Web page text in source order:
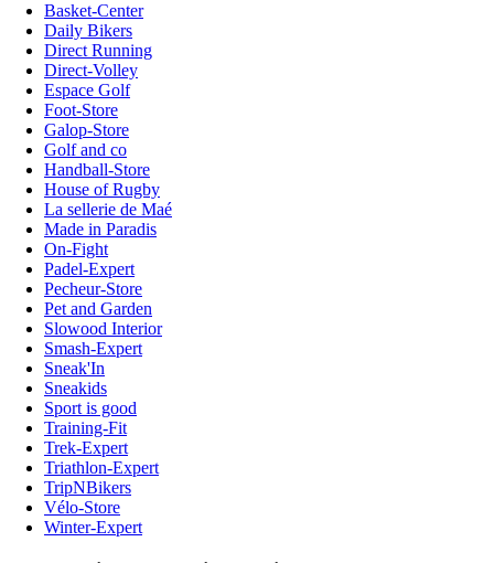
Basket-Center
Daily Bikers
Direct Running
Direct-Volley
Espace Golf
Foot-Store
Galop-Store
Golf and co
Handball-Store
House of Rugby
La sellerie de Maé
Made in Paradis
On-Fight
Padel-Expert
Pecheur-Store
Pet and Garden
Slowood Interior
Smash-Expert
Sneak'In
Sneakids
Sport is good
Training-Fit
Trek-Expert
Triathlon-Expert
TripNBikers
Vélo-Store
Winter-Expert